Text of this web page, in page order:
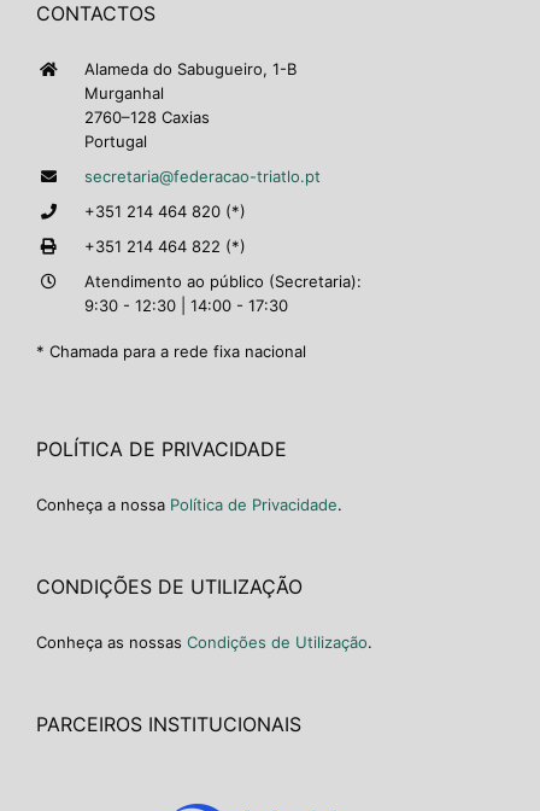
CONTACTOS
Alameda do Sabugueiro, 1-B
Murganhal
2760–128 Caxias
Portugal
secretaria@federacao-triatlo.pt
+351 214 464 820 (*)
+351 214 464 822 (*)
Atendimento ao público (Secretaria):
9:30 - 12:30 | 14:00 - 17:30
* Chamada para a rede fixa nacional
POLÍTICA DE PRIVACIDADE
Conheça a nossa Política de Privacidade.
CONDIÇÕES DE UTILIZAÇÃO
Conheça as nossas Condições de Utilização.
PARCEIROS INSTITUCIONAIS